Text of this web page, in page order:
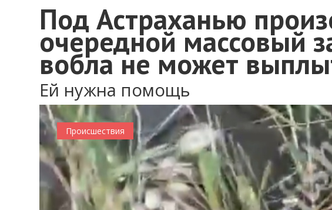
Под Астраханью
очередной массовый
вобла не может
Ей нужна помощь
Происшествия